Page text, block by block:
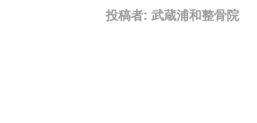
投稿者: 武蔵浦和整骨院